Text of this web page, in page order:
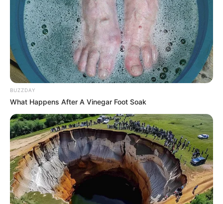
BUZZDAY
What Happens After A Vinegar Foot Soak